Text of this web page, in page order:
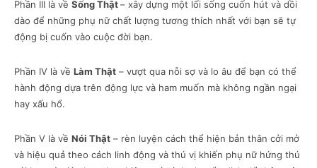
Phần III là về Sống Thật– xây dựng một lối sống cuốn hút và dồi
dào để những phụ nữ chất lượng tương thích nhất với bạn sẽ tự
động bị cuốn vào cuộc đời bạn.
Phần IV là về Làm Thật – vượt qua nỗi sợ và lo âu để bạn có thể
hành động dựa trên động lực và ham muốn mà không ngần ngại
hay xấu hổ.
Phần V là về Nói Thật – rèn luyện cách thể hiện bản thân cởi mở
và hiệu quả theo cách linh động và thú vị khiến phụ nữ hứng thú